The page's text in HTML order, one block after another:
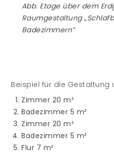
Abb. Etage über dem
Raumgestaltung
Badezimmern”
Beispiel für die Gestaltung
Zimmer 20 m²
Badezimmer 5 m²
Zimmer 20 m²
Badezimmer 5 m²
Flur 7 m²